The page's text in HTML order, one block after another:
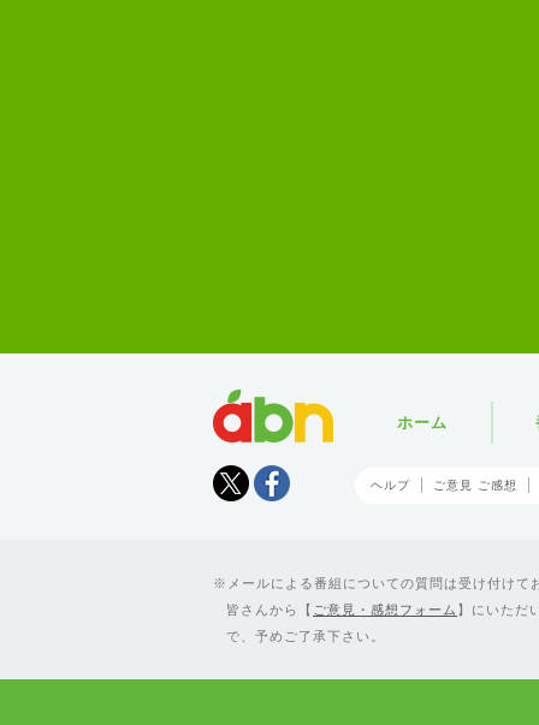
Tweet
ホーム
ヘルプ ご意見 ご感想
メールによる番組についての質問は受け付け
皆さんから【 ご意見・感想フォーム 】にいただ
で、予めご了承下さい。